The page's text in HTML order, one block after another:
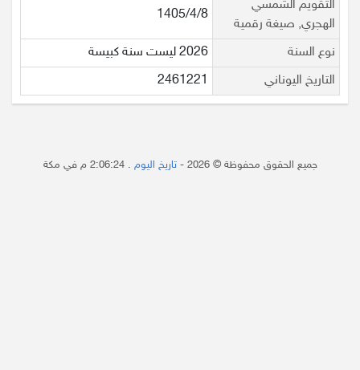
التقويم الشمسي
الهجري, صيغة رقمية
1405/4/8
نوع السنة
2026 ليست سنة كبيسة
التاريخ اليوناني
2461221
جميع الحقوق محفوظة © 2026 - تاريخ اليوم .2:06:24 م في مكة